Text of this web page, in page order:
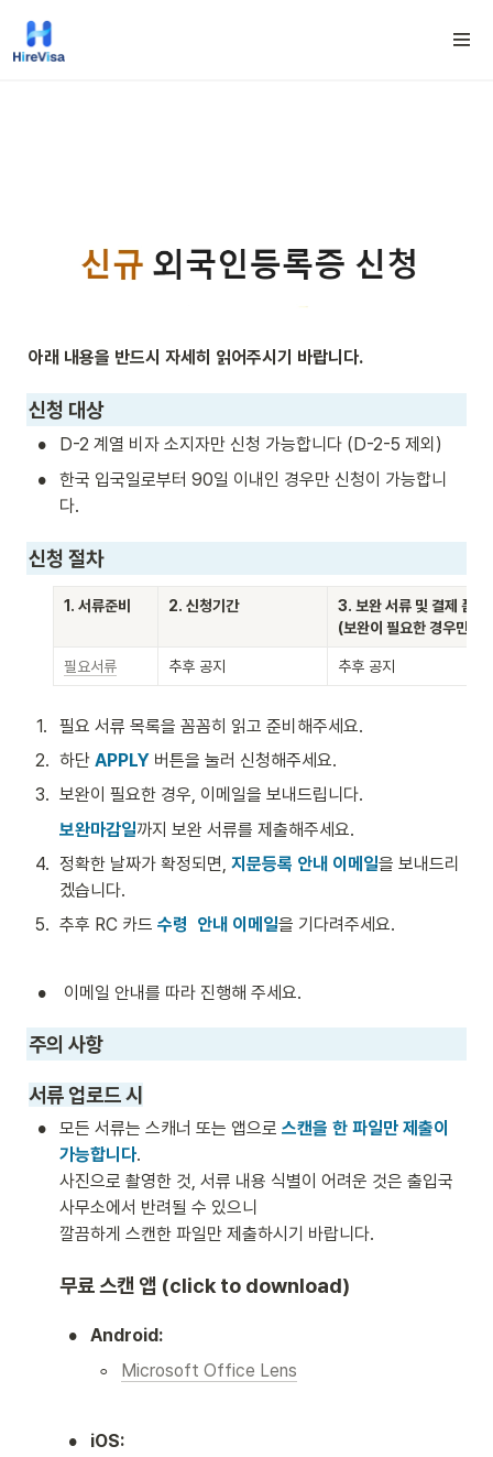
아래 내용을 반드시 자세히 읽어주시기 바랍니다.
신청 대상
• D-2 계열 비자 소지자만 신청 가능합니다 (D-2-5 제외)
•
한국 입국일로부터 90일 이내인 경우만 신청이 가능합니
다.
신청 절차
1. 서류준비 2. 신청기간
3. 보완 서류 및 결제 폼
(보완이 필요한 경우만)
필요서류 추후 공지 추후 공지
1.
필요 서류 목록을 꼼꼼히 읽고 준비해주세요.
2. 하단 APPLY 버튼을 눌러 신청해주세요.
3. 보완이 필요한 경우, 이메일을 보내드립니다.
보완마감일까지 보완 서류를 제출해주세요.
4. 정확한 날짜가 확정되면, 지문등록 안내 이메일을 보내드리
겠습니다.
5. 추후 RC 카드 수령  안내 이메일을 기다려주세요.
• 이메일 안내를 따라 진행해 주세요.
주의 사항
서류 업로드 시
• 모든 서류는 스캐너 또는 앱으로 스캔을 한 파일만 제출이
가능합니다.
사진으로 촬영한 것, 서류 내용 식별이 어려운 것은 출입국
사무소에서 반려될 수 있으니
깔끔하게 스캔한 파일만 제출하시기 바랍니다.
무료 스캔 앱 (click to download)
• Android:
◦ Microsoft Office Lens
• iOS: